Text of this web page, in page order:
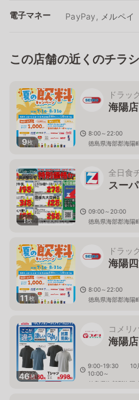
電子マネー PayPay, メルペイ
この店舗の近くのチラシ
9枚
ドラッ
海陽店
8:00～22:00
徳島県海部郡海陽
1枚
全日食
スー
09:00～20:00
徳島県海部郡海陽
11枚
ドラッ
海陽
8:00～22:00
徳島県海部郡海陽
46枚
コメリ
海陽店
9:00-19:30 10月
10:00～
徳島県海部郡海陽